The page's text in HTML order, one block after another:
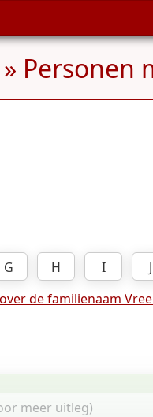
» Personen
G H I J
over de familienaam